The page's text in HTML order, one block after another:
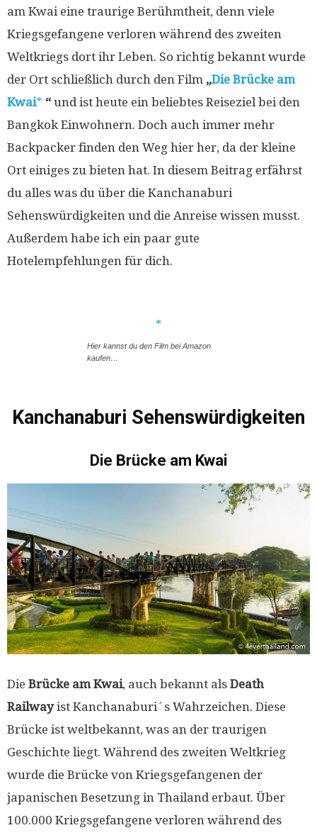
am Kwai eine traurige Berühmtheit, denn viele
Kriegsgefangene verloren während des zweiten
Weltkriegs dort ihr Leben. So richtig bekannt wurde
der Ort schließlich durch den Film „Die Brücke am
Kwai
“ und ist heute ein beliebtes Reiseziel bei den
Bangkok Einwohnern. Doch auch immer mehr
Backpacker finden den Weg hier her, da der kleine
Ort einiges zu bieten hat. In diesem Beitrag erfährst
du alles was du über die Kanchanaburi
Sehenswürdigkeiten und die Anreise wissen musst.
Außerdem habe ich ein paar gute
Hotelempfehlungen für dich.
Hier kannst du den Film bei Amazon
kaufen…
Kanchanaburi Sehenswürdigkeiten
Die Brücke am Kwai
Die Brücke am Kwai, auch bekannt als Death
Railwayist Kanchanaburi´s Wahrzeichen. Diese
Brücke ist weltbekannt, was an der traurigen
Geschichte liegt. Während des zweiten Weltkrieg
wurde die Brücke von Kriegsgefangenen der
japanischen Besetzung in Thailand erbaut. Über
100.000 Kriegsgefangene verloren während des